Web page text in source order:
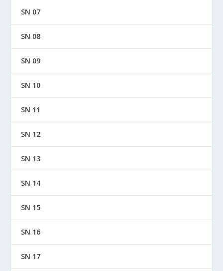
SN 07
SN 08
SN 09
SN 10
SN 11
SN 12
SN 13
SN 14
SN 15
SN 16
SN 17